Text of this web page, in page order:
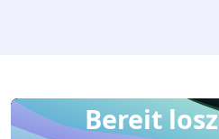
Bereit